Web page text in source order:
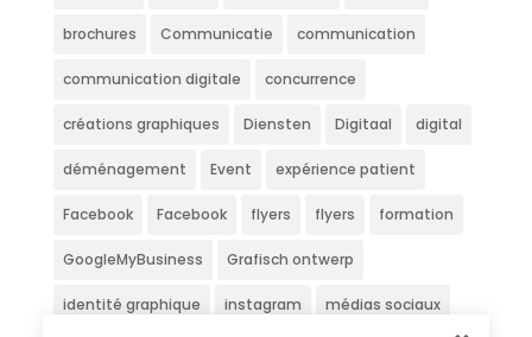
brochures Communicatie communication
communication digitale concurrence
créations graphiques Diensten Digitaal digital
déménagement Event expérience patient
Facebook Facebook flyers flyers formation
GoogleMyBusiness Grafisch ontwerp
identité graphique instagram médias sociaux